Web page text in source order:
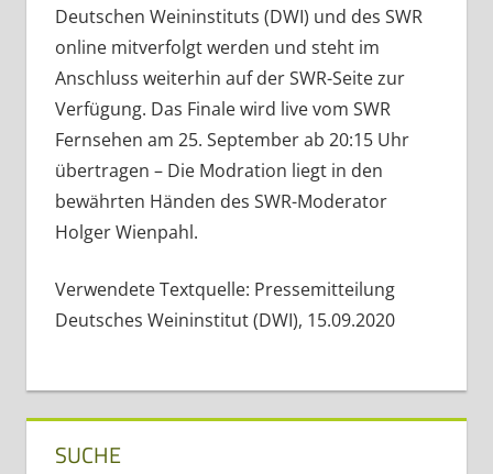
Deutschen Weininstituts (DWI) und des SWR
online mitverfolgt werden und steht im
Anschluss weiterhin auf der SWR-Seite zur
Verfügung. Das Finale wird live vom SWR
Fernsehen am 25. September ab 20:15 Uhr
übertragen – Die Modration liegt in den
bewährten Händen des SWR-Moderator
Holger Wienpahl.
Verwendete Textquelle: Pressemitteilung
Deutsches Weininstitut (DWI), 15.09.2020
SUCHE